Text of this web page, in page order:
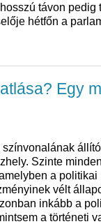
távon pedig
hétfőn a
Egy
Szinte
a politikai
vélt
inkább a
a történeti